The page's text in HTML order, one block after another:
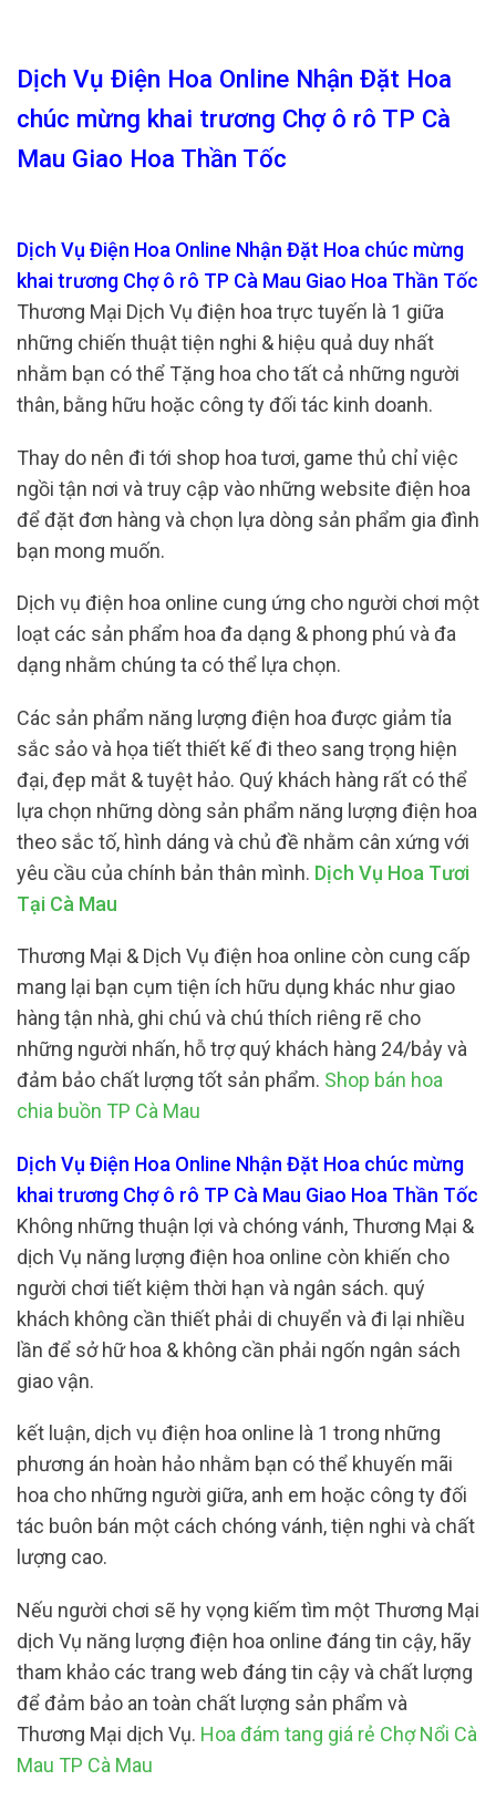
Dịch Vụ Điện Hoa Online Nhận Đặt Hoa
chúc mừng khai trương Chợ ô rô TP Cà
Mau Giao Hoa Thần Tốc
Dịch Vụ Điện Hoa Online Nhận Đặt Hoa chúc mừng
khai trương Chợ ô rô TP Cà Mau Giao Hoa Thần Tốc
Thương Mại Dịch Vụ điện hoa trực tuyến là 1 giữa
những chiến thuật tiện nghi & hiệu quả duy nhất
nhằm bạn có thể Tặng hoa cho tất cả những người
thân, bằng hữu hoặc công ty đối tác kinh doanh.
Thay do nên đi tới shop hoa tươi, game thủ chỉ việc
ngồi tận nơi và truy cập vào những website điện hoa
để đặt đơn hàng và chọn lựa dòng sản phẩm gia đình
bạn mong muốn.
Dịch vụ điện hoa online cung ứng cho người chơi một
loạt các sản phẩm hoa đa dạng & phong phú và đa
dạng nhằm chúng ta có thể lựa chọn.
Các sản phẩm năng lượng điện hoa được giảm tỉa
sắc sảo và họa tiết thiết kế đi theo sang trọng hiện
đại, đẹp mắt & tuyệt hảo. Quý khách hàng rất có thể
lựa chọn những dòng sản phẩm năng lượng điện hoa
theo sắc tố, hình dáng và chủ đề nhằm cân xứng với
yêu cầu của chính bản thân mình. Dịch Vụ Hoa Tươi
Tại Cà Mau
Thương Mại & Dịch Vụ điện hoa online còn cung cấp
mang lại bạn cụm tiện ích hữu dụng khác như giao
hàng tận nhà, ghi chú và chú thích riêng rẽ cho
những người nhấn, hỗ trợ quý khách hàng 24/bảy và
đảm bảo chất lượng tốt sản phẩm. Shop bán hoa
chia buồn TP Cà Mau
Dịch Vụ Điện Hoa Online Nhận Đặt Hoa chúc mừng
khai trương Chợ ô rô TP Cà Mau Giao Hoa Thần Tốc
Không những thuận lợi và chóng vánh, Thương Mại &
dịch Vụ năng lượng điện hoa online còn khiến cho
người chơi tiết kiệm thời hạn và ngân sách. quý
khách không cần thiết phải di chuyển và đi lại nhiều
lần để sở hữ hoa & không cần phải ngốn ngân sách
giao vận.
kết luận, dịch vụ điện hoa online là 1 trong những
phương án hoàn hảo nhằm bạn có thể khuyến mãi
hoa cho những người giữa, anh em hoặc công ty đối
tác buôn bán một cách chóng vánh, tiện nghi và chất
lượng cao.
Nếu người chơi sẽ hy vọng kiếm tìm một Thương Mại
dịch Vụ năng lượng điện hoa online đáng tin cậy, hãy
tham khảo các trang web đáng tin cậy và chất lượng
để đảm bảo an toàn chất lượng sản phẩm và
Thương Mại dịch Vụ. Hoa đám tang giá rẻ Chợ Nổi Cà
Mau TP Cà Mau